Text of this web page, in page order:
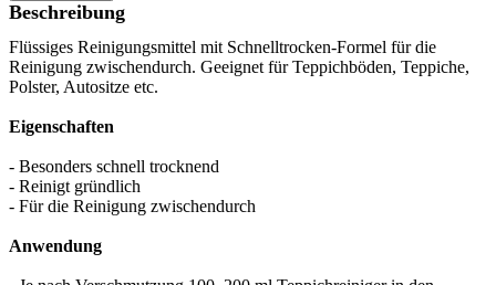
Beschreibung
Flüssiges Reinigungsmittel mit Schnelltrocken-Formel für die
Reinigung zwischendurch. Geeignet für Teppichböden, Teppiche,
Polster, Autositze etc.
Eigenschaften
- Besonders schnell trocknend
- Reinigt gründlich
- Für die Reinigung zwischendurch
Anwendung